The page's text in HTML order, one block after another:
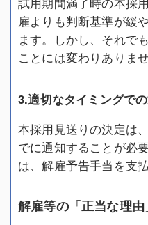
雇よりも判断基準が緩
ます。しかし、それで
ことには変わりありませ
3.適切なタイミングで
本採用見送りの決定は
でに通知することが必
は、解雇予告手当を支
解雇等の「正当な理由